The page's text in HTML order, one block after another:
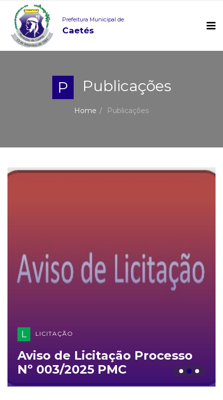
Prefeitura Municipal de
Caetés
P Publicações
Home Publicações
L LICITAÇÃO
Aviso de Licitação Processo
Nº 003/2025 PMC